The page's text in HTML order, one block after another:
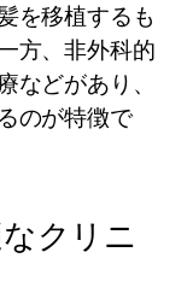
を移植するも
方、非外科的
などがあり、
のが特徴で
クリニ